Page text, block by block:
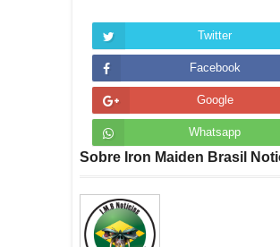
Twitter
Facebook
Google
Whatsapp
Sobre Iron Maiden Brasil